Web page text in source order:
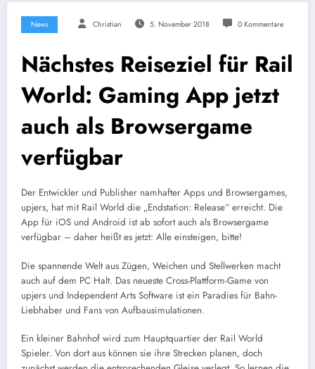
News Christian 5. November 2018 0 Kommentare
Nächstes Reiseziel für Rail
World: Gaming App jetzt
auch als Browsergame
verfügbar
Der Entwickler und Publisher namhafter Apps und Browsergames,
upjers, hat mit Rail World die „Endstation: Release“ erreicht. Die
App für iOS und Android ist ab sofort auch als Browsergame
verfügbar – daher heißt es jetzt: Alle einsteigen, bitte!
Die spannende Welt aus Zügen, Weichen und Stellwerken macht
auch auf dem PC Halt. Das neueste Cross-Plattform-Game von
upjers und Independent Arts Software ist ein Paradies für Bahn-
Liebhaber und Fans von Aufbausimulationen.
Ein kleiner Bahnhof wird zum Hauptquartier der Rail World
Spieler. Von dort aus können sie ihre Strecken planen, doch